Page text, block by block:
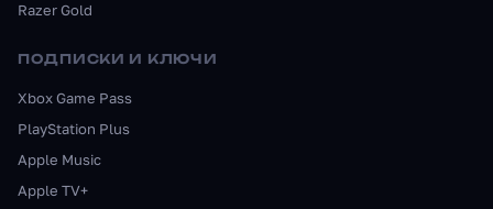
Razer Gold
ПОДПИСКИ И КЛЮЧИ
Xbox Game Pass
PlayStation Plus
Apple Music
Apple TV+